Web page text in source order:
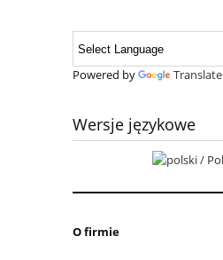
Powered by Translate
Wersje językowe
O firmie